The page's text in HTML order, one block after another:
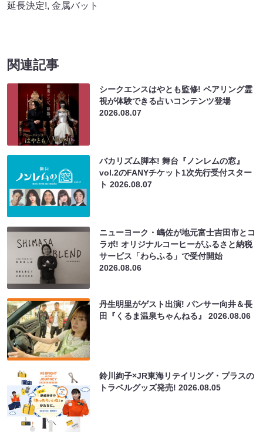
延長決定!, 金属バット
関連記事
シークエンスはやとも監修! ペアリング霊
視が体験できる占いコンテンツ登場
2026.08.07
バカリズム脚本! 舞台『ノンレムの窓』
vol.2のFANYチケット1次先行受付スター
ト2026.08.07
ニューヨーク・嶋佐が地元富士吉田市とコ
ラボ! オリジナルコーヒーがふるさと納税
サービス「わらふる」で受付開始
2026.08.06
丹生明里がゲスト出演! パンサー向井＆長
田『くるま温泉ちゃんねる』2026.08.06
鈴川絢子×JR東海リテイリング・プラスの
トラベルグッズ発売!2026.08.05